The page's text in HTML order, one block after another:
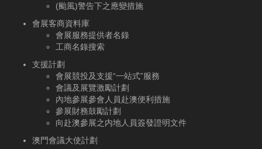
(颱風)警告下之應變措施
會展客商資料庫
會展服務提供者名錄
工商名錄搜索
支援計劃
會展競投及支援“一站式”服務
會議及展覽激勵計劃
內地參展參會人員赴澳便利措施
參展財務鼓勵計劃
向赴澳參展之内地人員簽發證明文件
澳門會議大使計劃